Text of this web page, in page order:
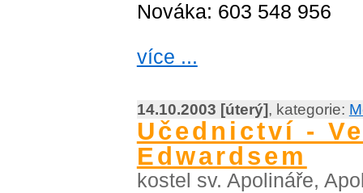
Nováka: 603 548 956
více ...
14.10.2003 [úterý], kategorie:
Učednictví -
Edwardsem
kostel sv. Apolináře,